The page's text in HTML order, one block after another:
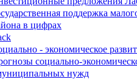
поддержка
в цифрах
- экономическое
социально-
нужд